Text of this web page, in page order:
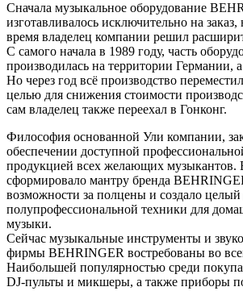
Сначала музыкальное оборудование
изготавливалось исключительно на заказ,
время владелец компании решил
С самого начала в 1989 году, часть
производилась на территории Германии,
Но через год всё производство
целью для снижения стоимости
сам владелец также переехал в Гонконг.
Философия основанной Ули компании,
обеспечении доступной
продукцией всех желающих музыкантов.
сформировало мантру бренда
возможности за полцены и создало
полупрофессиональной техники для
музыки.
Сейчас музыкальные инструменты и
фирмы BEHRINGER востребованы во
Наибольшей популярностью среди
DJ-пульты и микшеры, а также приборы